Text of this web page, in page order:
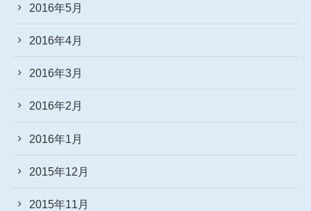
2016年5月
2016年4月
2016年3月
2016年2月
2016年1月
2015年12月
2015年11月